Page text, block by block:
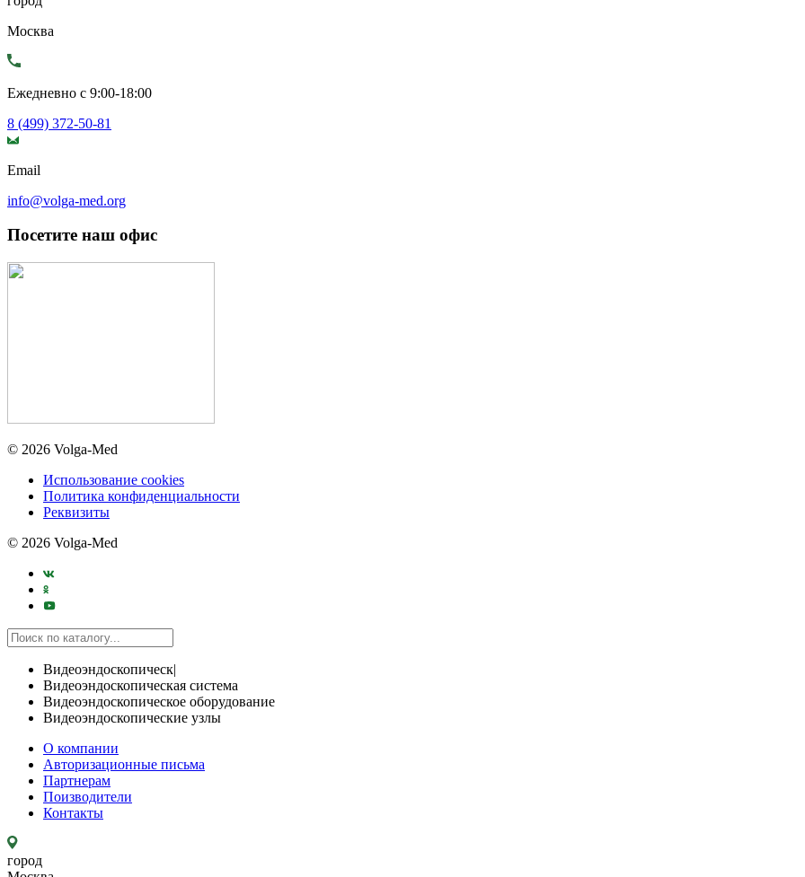
Москва
Ежедневно с 9:00-18:00
8 (499) 372-50-81
Email
info@volga-med.org
Посетите наш офис
© 2026 Volga-Med
Использование cookies
Политика конфиденциальности
Реквизиты
© 2026 Volga-Med
Видеоэндоскопическ|
Видеоэндоскопическая система
Видеоэндоскопическое оборудование
Видеоэндоскопические узлы
О компании
Авторизационные письма
Партнерам
Поизводители
Контакты
город